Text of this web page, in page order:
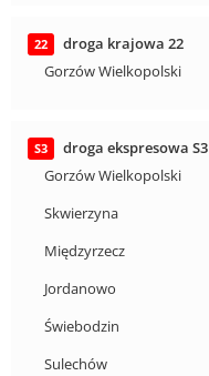
22
droga krajowa 22
Gorzów Wielkopolski
S3
droga ekspresowa S3
Gorzów Wielkopolski
Skwierzyna
Międzyrzecz
Jordanowo
Świebodzin
Sulechów